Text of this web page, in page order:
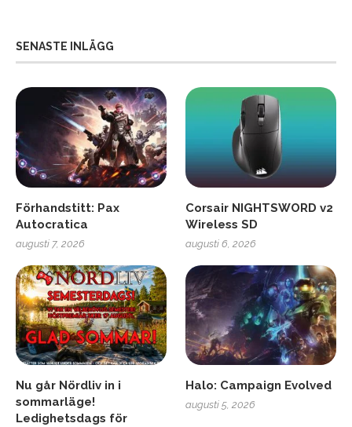
SENASTE INLÄGG
Förhandstitt: Pax
Autocratica
augusti 7, 2026
Corsair NIGHTSWORD v2
Wireless SD
augusti 6, 2026
Nu går Nördliv in i
sommarläge!
Ledighetsdags för
Halo: Campaign Evolved
augusti 5, 2026